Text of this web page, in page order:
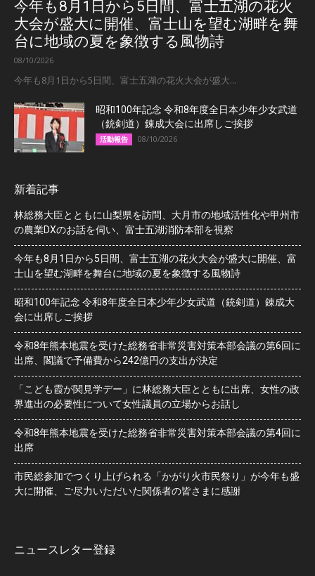
今年も8月1日から5日間、富士五湖の花火
大会が盛大に開催、富士山を望む湖畔を舞
台に地域の夏を象徴する風物詩
08/10/2026
今年も8月1日から5日間、富士五湖の花火大会が盛大...
昭和100年記念 令和8年度全日本少年少女武道
（銃剣道）錬成大会に出席しご挨拶
活動報告 08/10/2026
新着記事
林総務大臣とともに山梨県を訪問、大月市の地域活性化や甲州市
の農業DXのお話を伺い、富士五湖消防本部を視察
今年も8月1日から5日間、富士五湖の花火大会が盛大に開催、富
士山を望む湖畔を舞台に地域の夏を象徴する風物詩
昭和100年記念 令和8年度全日本少年少女武道（銃剣道）錬成大
会に出席しご挨拶
令和8年熊本地震を受けた総務省非常災害対策本部会議の第6回に
出席、閣議で予備費から242億円の支出が決定
「こども霞が関見学デー」に林総務大臣とともに出席、女性の政
界進出の必要性について女性議員の立場からお話し
令和8年熊本地震を受けた総務省非常災害対策本部会議の第4回に
出席
市民総参加でつくり上げられる「かがり火市民祭り」が今年も盛
大に開催、ご尽力いただいた関係者の皆さまに感謝
ニュースレター登録